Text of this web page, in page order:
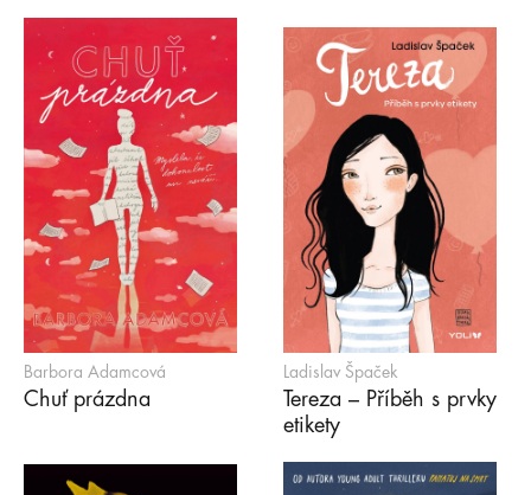
Barbora Adamcová
Chuť prázdna
Ladislav Špaček
Tereza – Příběh s prvky
etikety